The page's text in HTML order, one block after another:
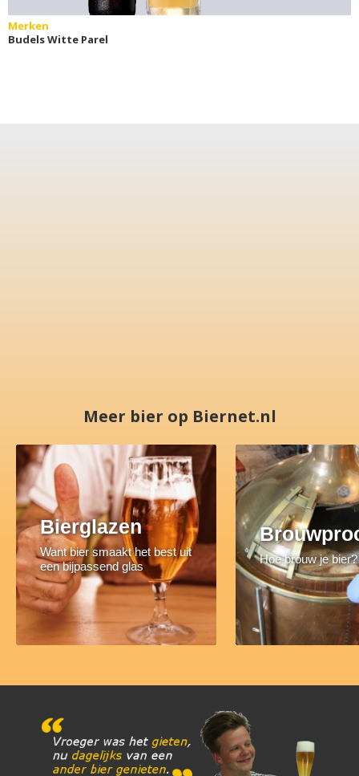
Merken
Budels Witte Parel
Meer bier op Biernet.nl
Bierglazen
Want bier smaakt het best uit
een bijpassend glas
Hoe brouw je bier?